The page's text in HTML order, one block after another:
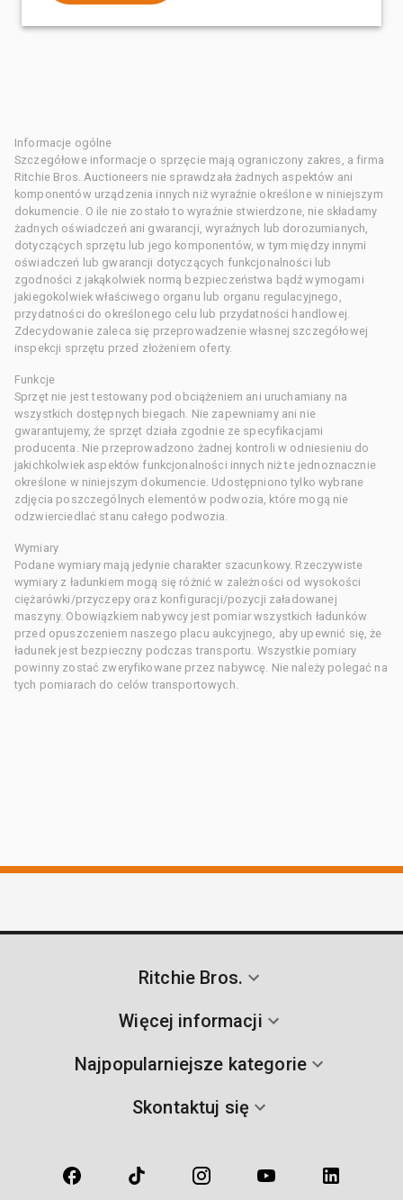
Informacje ogólne
Szczegółowe informacje o sprzęcie mają ograniczony zakres, a firma
Ritchie Bros. Auctioneers nie sprawdzała żadnych aspektów ani
komponentów urządzenia innych niż wyraźnie określone w niniejszym
dokumencie. O ile nie zostało to wyraźnie stwierdzone, nie składamy
żadnych oświadczeń ani gwarancji, wyraźnych lub dorozumianych,
dotyczących sprzętu lub jego komponentów, w tym między innymi
oświadczeń lub gwarancji dotyczących funkcjonalności lub
zgodności z jakąkolwiek normą bezpieczeństwa bądź wymogami
jakiegokolwiek właściwego organu lub organu regulacyjnego,
przydatności do określonego celu lub przydatności handlowej.
Zdecydowanie zaleca się przeprowadzenie własnej szczegółowej
inspekcji sprzętu przed złożeniem oferty.
Funkcje
Sprzęt nie jest testowany pod obciążeniem ani uruchamiany na
wszystkich dostępnych biegach. Nie zapewniamy ani nie
gwarantujemy, że sprzęt działa zgodnie ze specyfikacjami
producenta. Nie przeprowadzono żadnej kontroli w odniesieniu do
jakichkolwiek aspektów funkcjonalności innych niż te jednoznacznie
określone w niniejszym dokumencie. Udostępniono tylko wybrane
zdjęcia poszczególnych elementów podwozia, które mogą nie
odzwierciedlać stanu całego podwozia.
Wymiary
Podane wymiary mają jedynie charakter szacunkowy. Rzeczywiste
wymiary z ładunkiem mogą się różnić w zależności od wysokości
ciężarówki/przyczepy oraz konfiguracji/pozycji załadowanej
maszyny. Obowiązkiem nabywcy jest pomiar wszystkich ładunków
przed opuszczeniem naszego placu aukcyjnego, aby upewnić się, że
ładunek jest bezpieczny podczas transportu. Wszystkie pomiary
powinny zostać zweryfikowane przez nabywcę. Nie należy polegać na
tych pomiarach do celów transportowych.
Ritchie Bros.
Więcej informacji
Najpopularniejsze kategorie
Skontaktuj się